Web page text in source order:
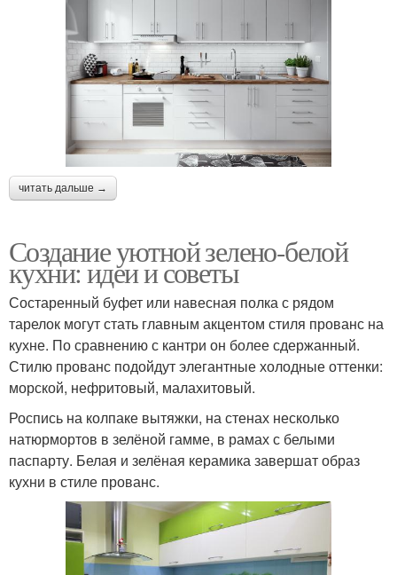
читать дальше →
Создание уютной зелено-белой
кухни: идеи и советы
Состаренный буфет или навесная полка с рядом
тарелок могут стать главным акцентом стиля прованс на
кухне. По сравнению с кантри он более сдержанный.
Стилю прованс подойдут элегантные холодные оттенки:
морской, нефритовый, малахитовый.
Роспись на колпаке вытяжки, на стенах несколько
натюрмортов в зелёной гамме, в рамах с белыми
паспарту. Белая и зелёная керамика завершат образ
кухни в стиле прованс.